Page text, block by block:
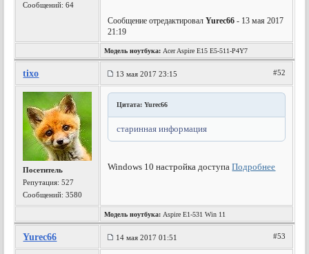
Сообщений: 64
Сообщение отредактировалYurec66 - 13 мая 2017
21:19
Модель ноутбука: Acer Aspire E15 E5-511-P4Y7
tixo 13 мая 2017 23:15 #52
Посетитель
Репутация:527
Сообщений: 3580
Цитата: Yurec66
старинная информация
Windows 10 настройка доступаПодробнее
Модель ноутбука: Aspire E1-531 Win 11
Yurec66 14 мая 2017 01:51 #53